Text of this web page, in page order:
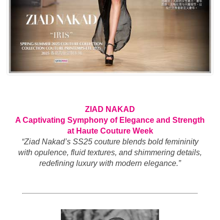
ZIAD NAKAD
A Captivating Symphony of Elegance and Strength
at Haute Couture Week
“Ziad Nakad’s SS25 couture blends bold femininity
with opulence, fluid textures, and shimmering details,
redefining luxury with modern elegance.”